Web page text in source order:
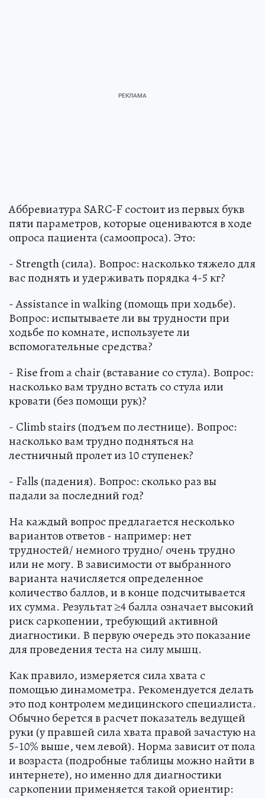
Аббревиатура SARC-F состоит из первых букв
пяти параметров, которые оцениваются в ходе
опроса пациента (самоопроса). Это:
- Strength (сила). Вопрос: насколько тяжело для
вас поднять и удерживать порядка 4-5 кг?
- Assistance in walking (помощь при ходьбе).
Вопрос: испытываете ли вы трудности при
ходьбе по комнате, используете ли
вспомогательные средства?
- Rise from a chair (вставание со стула). Вопрос:
насколько вам трудно встать со стула или
кровати (без помощи рук)?
- Climb stairs (подъем по лестнице). Вопрос:
насколько вам трудно подняться на
лестничный пролет из 10 ступенек?
- Falls (падения). Вопрос: сколько раз вы
падали за последний год?
На каждый вопрос предлагается несколько
вариантов ответов - например: нет
трудностей/ немного трудно/ очень трудно
или не могу. В зависимости от выбранного
варианта начисляется определенное
количество баллов, и в конце подсчитывается
их сумма. Результат ≥4 балла означает высокий
риск саркопении, требующий активной
диагностики. В первую очередь это показание
для проведения теста на силу мышц.
Как правило, измеряется сила хвата с
помощью динамометра. Рекомендуется делать
это под контролем медицинского специалиста.
Обычно берется в расчет показатель ведущей
руки (у правшей сила хвата правой зачастую на
5-10% выше, чем левой). Норма зависит от пола
и возраста (подробные таблицы можно найти в
интернете), но именно для диагностики
саркопении применяется такой ориентир: